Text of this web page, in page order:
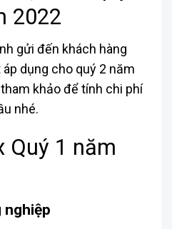
2022
gửi đến khách hàng
dụng cho quý 2 năm
khảo để tính chi phí
nhé.
Quý 1 năm
nghiệp